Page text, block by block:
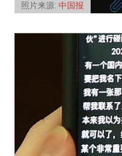
照片来源: 中国报